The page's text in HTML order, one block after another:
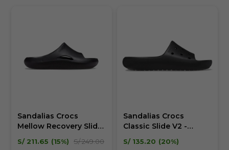
Sandalias Crocs
Mellow Recovery Slide
Unisex
S/ 211.65 15 S/249.00
Sandalias Crocs
Classic Slide V2 -
Unisex
S/ 135.20
20